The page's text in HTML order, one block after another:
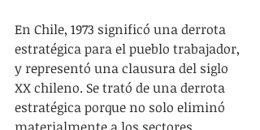
En Chile, 1973 significó una derrota
estratégica para el pueblo trabajador,
y representó una clausura del siglo
XX chileno. Se trató de una derrota
estratégica porque no solo eliminó